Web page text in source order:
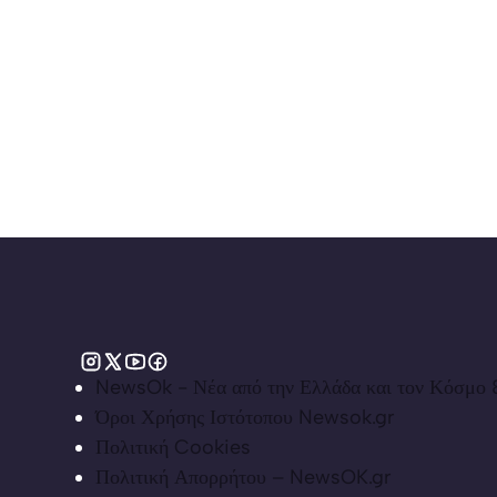
NewsOk - Νέα από την Ελλάδα και τον Κόσμο
Όροι Χρήσης Ιστότοπου Newsok.gr
Πολιτική Cookies
Πολιτική Απορρήτου – NewsOK.gr